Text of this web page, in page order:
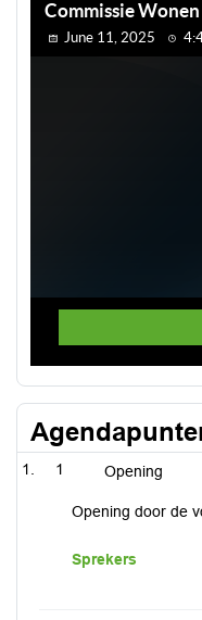
1 Opening
Opening door de
Sprekers